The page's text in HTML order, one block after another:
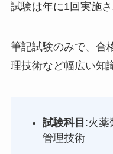
試験は年に1回実施さ
筆記試験のみで、合
理技術など幅広い知
試験科目 :火薬
管理技術